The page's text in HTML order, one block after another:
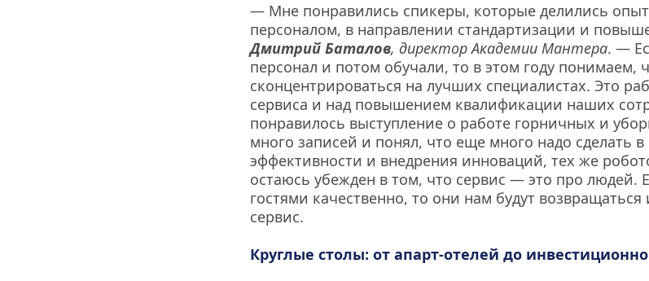
— Мне понравились спикеры, которые делились
персоналом, в направлении стандартизации и
Дмитрий Баталов, директор Академии Мантера. —
персонал и потом обучали, то в этом году понимаем,
сконцентрироваться на лучших специалистах. Это
сервиса и над повышением квалификации наших
понравилось выступление о работе горничных и
много записей и понял, что еще много надо сделать
эффективности и внедрения инноваций, тех же
остаюсь убежден в том, что сервис — это про людей.
гостями качественно, то они нам будут
сервис.
Круглые столы: от апарт-отелей до